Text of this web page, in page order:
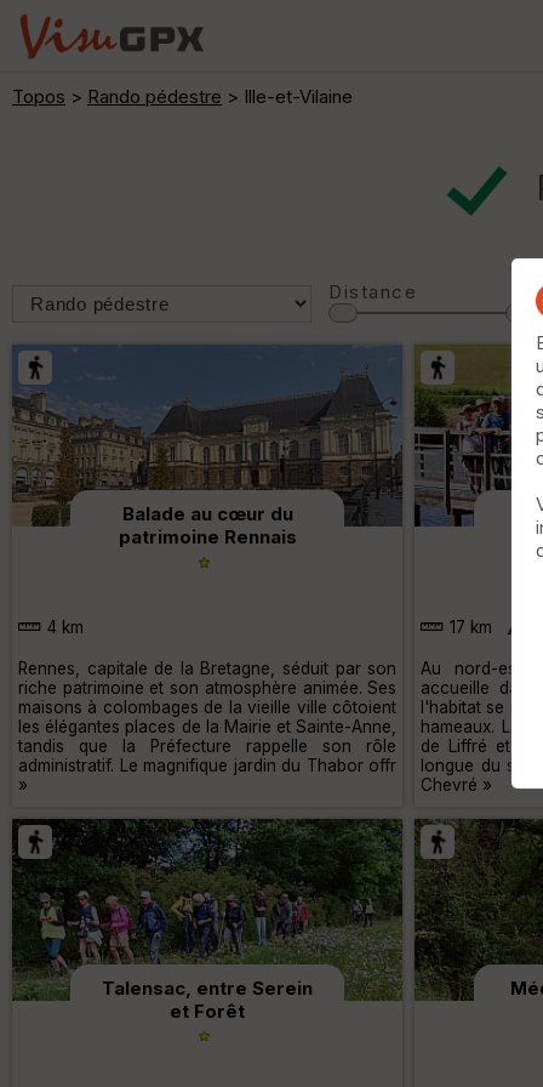
Topos > Rando pédestre > Ille-et-Vilaine
Distance
Balade au cœur du
patrimoine Rennais
4 km
Rennes, capitale de la Bretagne, séduit par son
riche patrimoine et son atmosphère animée. Ses
maisons à colombages de la vieille ville côtoient
les élégantes places de la Mairie et Sainte-Anne,
tandis que la Préfecture rappelle son rôle
administratif. Le magnifique jardin du Thabor offr
»
17 km
Au nord-est
accueille dans
l'habitat se
hameaux. La
de Liffré et de
longue du
Chevré »
Talensac, entre Serein
et Forêt